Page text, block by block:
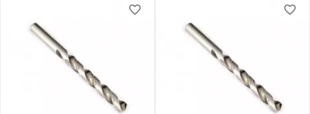
favorite_border
favorite_border favorite_border
favorite_border